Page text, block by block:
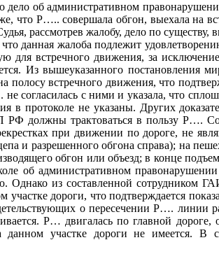
дело об административном
что Р….. совершала обгон, выехала на
рассмотрев жалобу, дело по
данная жалоба подлежит
встречного движения, за
Из вышеуказанного постановления
полосу встречного движения, что
согласилась с ними и указала, что
в протоколе не указаны. Других
РФ должны трактоваться в пользу Р….
при движении по дороге, не
и разрешенного обгона справа); на
обгон или объезд; в конце
об административном
Однако из составленной сотрудником
участке дороги, что подтверждается
о пересечении Р….
Р… двигалась по главной дороге,
участке дороги не имеется. В